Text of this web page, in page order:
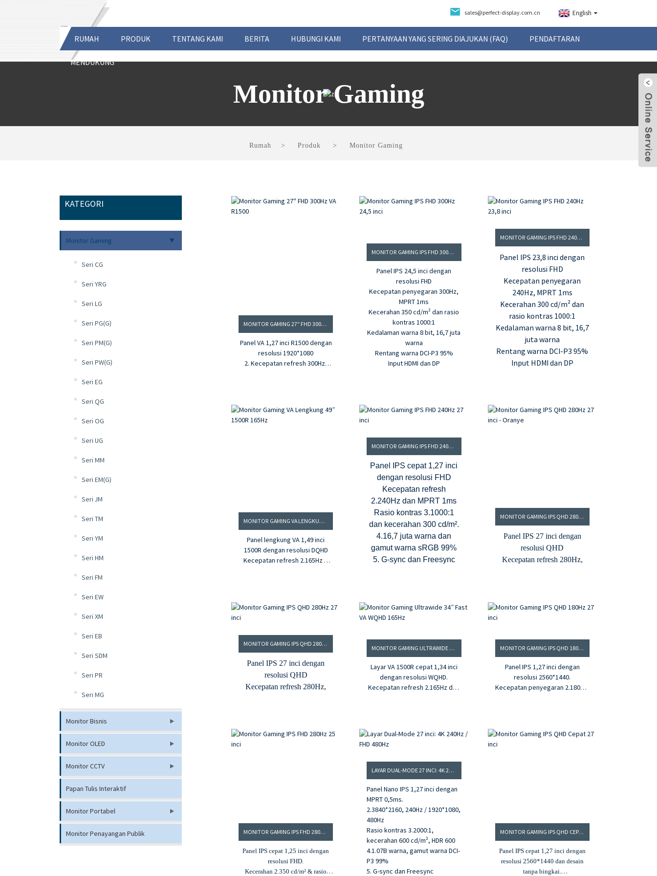
sales@perfect-display.com.cn English
RUMAH PRODUK TENTANG KAMI BERITA HUBUNGI KAMI PERTANYAAN YANG SERING DIAJUKAN (FAQ) PENDAFTARAN
MENDUKUNG
Monitor Gaming
Rumah Produk Monitor Gaming
KATEGORI
Monitor Gaming
Seri CG
Seri YRG
Seri LG
Seri PG(G)
Seri PM(G)
Seri PW(G)
Seri EG
Seri QG
Seri OG
Seri UG
Seri MM
Seri EM(G)
Seri JM
Seri TM
Seri YM
Seri HM
Seri FM
Seri EW
Seri XM
Seri EB
Seri SDM
Seri PR
Seri MG
Monitor Bisnis
Monitor OLED
Monitor CCTV
Papan Tulis Interaktif
Monitor Portabel
Monitor Penayangan Publik
MONITOR GAMING 27″ FHD 300HZ VA R1500
Panel VA 1,27 inci R1500 dengan
resolusi 1920*1080
2. Kecepatan refresh 300Hz,
sRGB 99%
5. G-sync dan Freesync
MONITOR GAMING IPS FHD 300HZ 24,5 INCI
Panel IPS 24,5 inci dengan
resolusi FHD
Kecepatan penyegaran 300Hz,
MPRT 1ms
Kecerahan 350 cd/m² dan rasio
kontras 1000:1
Kedalaman warna 8 bit, 16,7 juta
warna
Rentang warna DCI-P3 95%
Input HDMI dan DP
MONITOR GAMING IPS FHD 240HZ 23,8 INCI
Panel IPS 23,8 inci dengan
resolusi FHD
Kecepatan penyegaran
240Hz, MPRT 1ms
Kecerahan 300 cd/m² dan
rasio kontras 1000:1
Kedalaman warna 8 bit, 16,7
juta warna
Rentang warna DCI-P3 95%
Input HDMI dan DP
MONITOR GAMING VA LENGKUNG 49” 1500R 165HZ
Panel lengkung VA 1,49 inci
1500R dengan resolusi DQHD
Kecepatan refresh 2.165Hz &
5. Rasio kontras 1000:1 &
MONITOR GAMING IPS FHD 240HZ 27 INCI
Panel IPS cepat 1,27 inci
dengan resolusi FHD
Kecepatan refresh
2.240Hz dan MPRT 1ms
Rasio kontras 3.1000:1
dan kecerahan 300 cd/m².
4.16,7 juta warna dan
gamut warna sRGB 99%
5. G-sync dan Freesync
MONITOR GAMING IPS QHD 280HZ 27 INCI - ORANYE
Panel IPS 27 inci dengan
resolusi QHD
Kecepatan refresh 280Hz,
Kedalaman warna 8 bit, 16,7
Input HDMI dan DP
MONITOR GAMING IPS QHD 280HZ 27 INCI
Panel IPS 27 inci dengan
resolusi QHD
Kecepatan refresh 280Hz,
Kedalaman warna 8 bit, 16,7
MONITOR GAMING ULTRAWIDE 34” FAST VA WQHD 165HZ
Layar VA 1500R cepat 1,34 inci
dengan resolusi WQHD.
Kecepatan refresh 2.165Hz dan
warna sRGB 92%
5. G-sync dan Freesync
MONITOR GAMING IPS QHD 180HZ 27 INCI
Panel IPS 1,27 inci dengan
resolusi 2560*1440.
Kecepatan penyegaran 2.180Hz,
sRGB 100%.
MONITOR GAMING IPS FHD 280HZ 25 INCI
Panel IPS cepat 1,25 inci dengan
resolusi FHD.
Kecerahan 2.350 cd/m² & rasio
LAYAR DUAL-MODE 27 INCI: 4K 240HZ / FHD 480HZ
Panel Nano IPS 1,27 inci dengan
MPRT 0,5ms.
2.3840*2160, 240Hz / 1920*1080,
480Hz
Rasio kontras 3.2000:1,
kecerahan 600 cd/m², HDR 600
4.1.07B warna, gamut warna DCI-
P3 99%
5. G-sync dan Freesync
MONITOR GAMING IPS QHD CEPAT 27 INCI
Panel IPS cepat 1,27 inci dengan
resolusi 2560*1440 dan desain
tanpa bingkai.